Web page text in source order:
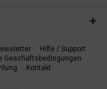
Hilfe / Support
Geschäftsbedingungen
Kontakt